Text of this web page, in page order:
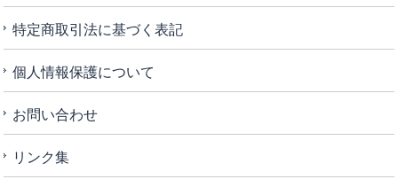
特定商取引法に基づく表記
個人情報保護について
お問い合わせ
リンク集